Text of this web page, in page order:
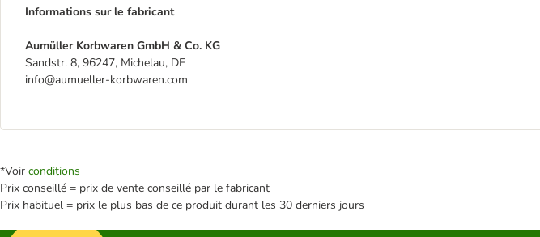
Informations sur le fabricant
Aumüller Korbwaren GmbH & Co. KG
Sandstr. 8, 96247, Michelau, DE
info@aumueller-korbwaren.com
*Voir conditions
Prix conseillé = prix de vente conseillé par le fabricant
Prix habituel = prix le plus bas de ce produit durant les 30 derniers jours